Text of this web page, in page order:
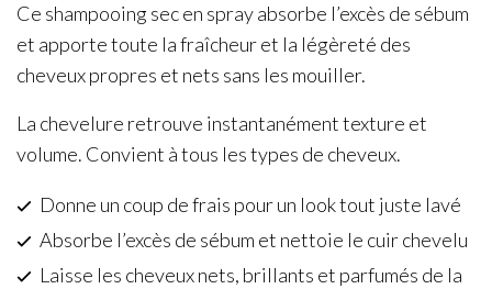
Ce shampooing sec en spray absorbe l’excès de sébum
et apporte toute la fraîcheur et la légèreté des
cheveux propres et nets sans les mouiller.
La chevelure retrouve instantanément texture et
volume. Convient à tous les types de cheveux.
Donne un coup de frais pour un look tout juste lavé
Absorbe l’excès de sébum et nettoie le cuir chevelu
Laisse les cheveux nets, brillants et parfumés de la